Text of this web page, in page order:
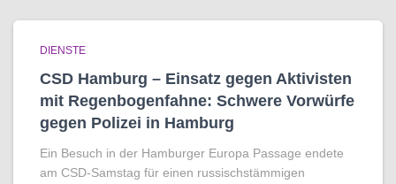
DIENSTE
CSD Hamburg – Einsatz gegen Aktivisten
mit Regenbogen­fahne: Schwere Vorwürfe
gegen Polizei in Hamburg
Ein Besuch in der Hamburger Europa Passage endete
am CSD-Samstag für einen russischstämmigen